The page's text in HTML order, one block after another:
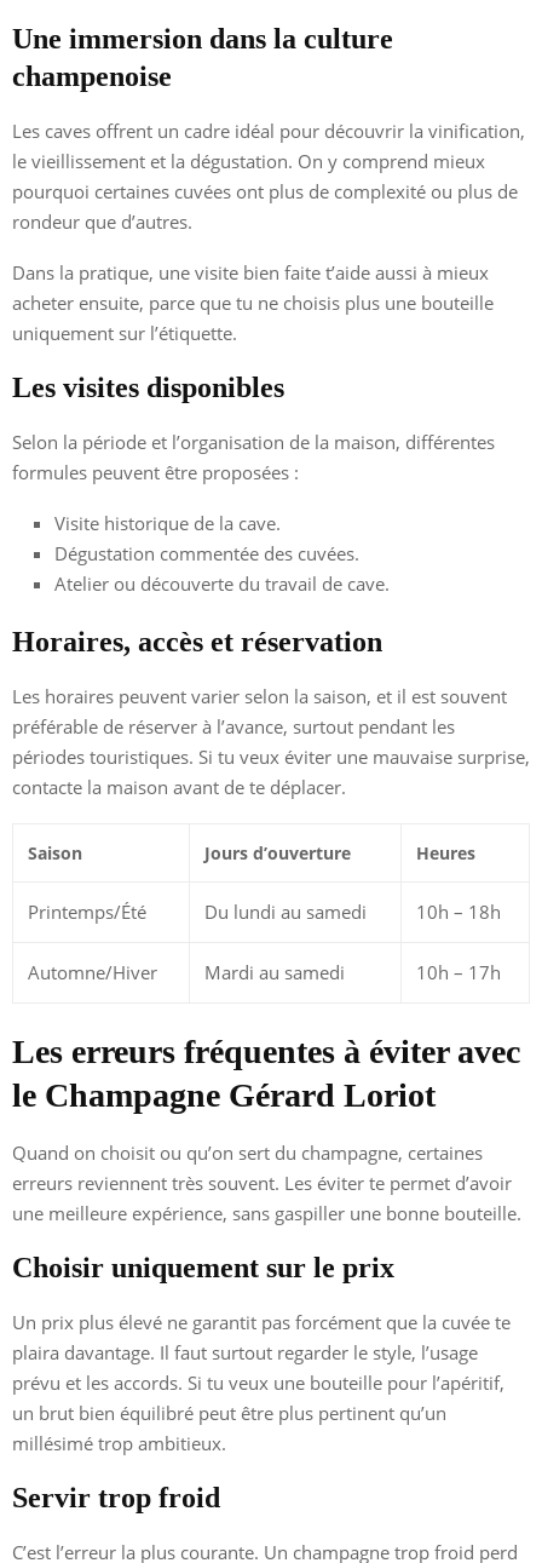
Une immersion dans la culture
champenoise
Les caves offrent un cadre idéal pour découvrir la vinification,
le vieillissement et la dégustation. On y comprend mieux
pourquoi certaines cuvées ont plus de complexité ou plus de
rondeur que d’autres.
Dans la pratique, une visite bien faite t’aide aussi à mieux
acheter ensuite, parce que tu ne choisis plus une bouteille
uniquement sur l’étiquette.
Les visites disponibles
Selon la période et l’organisation de la maison, différentes
formules peuvent être proposées :
Visite historique de la cave.
Dégustation commentée des cuvées.
Atelier ou découverte du travail de cave.
Horaires, accès et réservation
Les horaires peuvent varier selon la saison, et il est souvent
préférable de réserver à l’avance, surtout pendant les
périodes touristiques. Si tu veux éviter une mauvaise surprise,
contacte la maison avant de te déplacer.
Saison Jours d’ouverture Heures
Printemps/Été Du lundi au samedi 10h – 18h
Automne/Hiver Mardi au samedi 10h – 17h
Les erreurs fréquentes à éviter avec
le Champagne Gérard Loriot
Quand on choisit ou qu’on sert du champagne, certaines
erreurs reviennent très souvent. Les éviter te permet d’avoir
une meilleure expérience, sans gaspiller une bonne bouteille.
Choisir uniquement sur le prix
Un prix plus élevé ne garantit pas forcément que la cuvée te
plaira davantage. Il faut surtout regarder le style, l’usage
prévu et les accords. Si tu veux une bouteille pour l’apéritif,
un brut bien équilibré peut être plus pertinent qu’un
millésimé trop ambitieux.
Servir trop froid
C’est l’erreur la plus courante. Un champagne trop froid perd